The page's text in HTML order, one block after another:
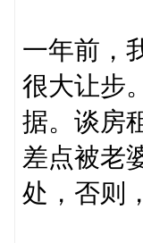
一年前，
很大让步
据。谈房
差点被老
处，否则